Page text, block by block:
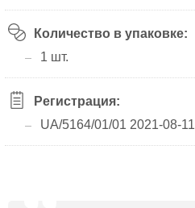
Количество в упаковке:
1 шт.
Регистрация:
UA/5164/01/01 2021-08-11